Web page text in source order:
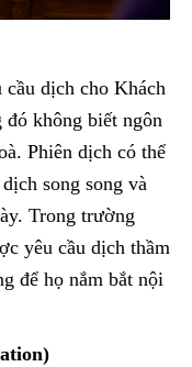
dịch cho Khách
đó không biết ngôn
Phiên dịch có thể
song song và
Trong trường
yêu cầu dịch thầm
để họ nắm bắt nội